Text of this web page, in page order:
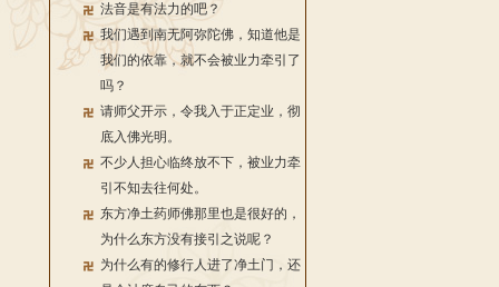
法音是有法力的吧？
我们遇到南无阿弥陀佛，知道他是
我们的依靠，就不会被业力牵引了
吗？
请师父开示，令我入于正定业，彻
底入佛光明。
不少人担心临终放不下，被业力牵
引不知去往何处。
东方净土药师佛那里也是很好的，
为什么东方没有接引之说呢？
为什么有的修行人进了净土门，还